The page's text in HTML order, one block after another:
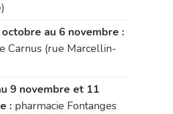
au 6 novembre :
Carnus (rue Marcellin-
9 novembre et 11
: pharmacie Fontanges